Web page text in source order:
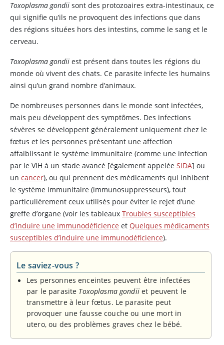
Toxoplasma gondii sont des protozoaires extra-intestinaux, ce
qui signifie qu’ils ne provoquent des infections que dans
des régions situées hors des intestins, comme le sang et le
cerveau.
Toxoplasma gondii est présent dans toutes les régions du
monde où vivent des chats. Ce parasite infecte les humains
ainsi qu’un grand nombre d’animaux.
De nombreuses personnes dans le monde sont infectées,
mais peu développent des symptômes. Des infections
sévères se développent généralement uniquement chez le
fœtus et les personnes présentant une affection
affaiblissant le système immunitaire (comme une infection
par le VIH à un stade avancé [également appelée SIDA] ou
un cancer), ou qui prennent des médicaments qui inhibent
le système immunitaire (immunosuppresseurs), tout
particulièrement ceux utilisés pour éviter le rejet d’une
greffe d’organe (voir les tableaux Troubles susceptibles
d’induire une immunodéficience et Quelques médicaments
susceptibles d’induire une immunodéficience).
Le saviez-vous ?
Les personnes enceintes peuvent être infectées
par le parasite Toxoplasma gondiiet peuvent le
transmettre à leur fœtus. Le parasite peut
provoquer une fausse couche ou une mort in
utero, ou des problèmes graves chez le bébé.